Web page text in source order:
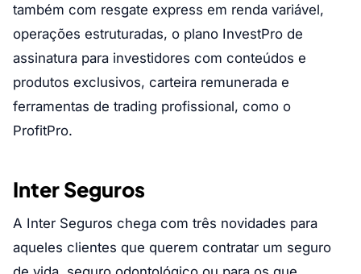
também com resgate express em renda variável,
operações estruturadas, o plano InvestPro de
assinatura para investidores com conteúdos e
produtos exclusivos, carteira remunerada e
ferramentas de trading profissional, como o
ProfitPro.
Inter Seguros
A Inter Seguros chega com três novidades para
aqueles clientes que querem contratar um seguro